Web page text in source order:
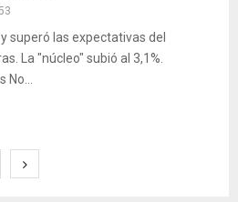
superó las expectativas del
La "núcleo" subió al 3,1%.